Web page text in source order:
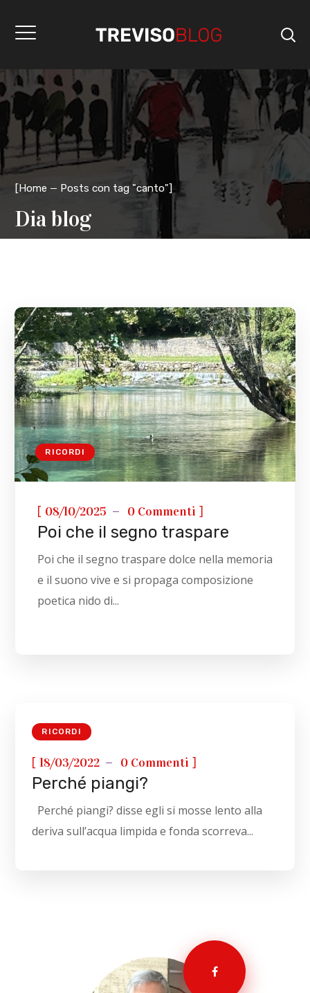
[Home Posts con tag "canto"]
Dia blog
RICORDI
[ 08/10/2025 0 Commenti ]
Poi che il segno traspare
Poi che il segno traspare dolce nella memoria
e il suono vive e si propaga composizione
poetica nido di...
RICORDI
[18/03/2022 0 Commenti ]
Perché piangi?
Perché piangi? disse egli si mosse lento alla
deriva sull’acqua limpida e fonda scorreva...